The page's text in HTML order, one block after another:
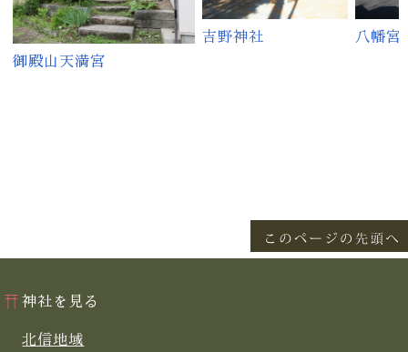
御殿山天満宮
吉野神社 八幡宮
神社を見る
北信地域